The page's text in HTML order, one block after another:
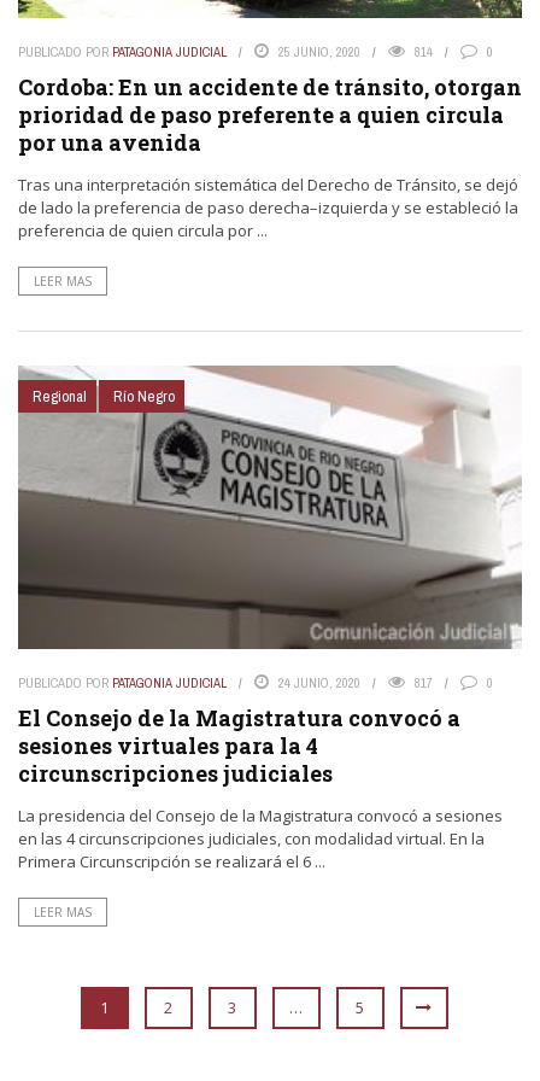
PUBLICADO POR PATAGONIA JUDICIAL 25 JUNIO, 2020 814 0
Cordoba: En un accidente de tránsito, otorgan
prioridad de paso preferente a quien circula
por una avenida
Tras una interpretación sistemática del Derecho de Tránsito, se dejó
de lado la preferencia de paso derecha–izquierda y se estableció la
preferencia de quien circula por ...
LEER MAS
Regional Río Negro
PUBLICADO POR PATAGONIA JUDICIAL 24 JUNIO, 2020 817 0
El Consejo de la Magistratura convocó a
sesiones virtuales para la 4
circunscripciones judiciales
La presidencia del Consejo de la Magistratura convocó a sesiones
en las 4 circunscripciones judiciales, con modalidad virtual. En la
Primera Circunscripción se realizará el 6 ...
LEER MAS
1 2 3 … 5